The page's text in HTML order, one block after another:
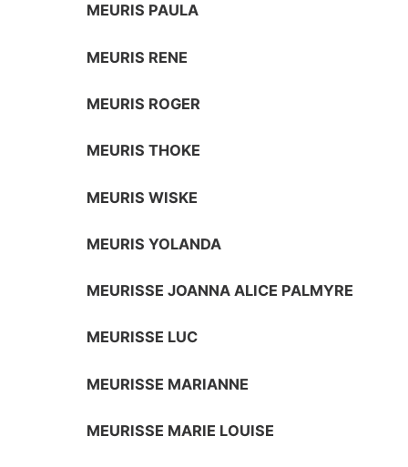
MEURIS PAULA
MEURIS RENE
MEURIS ROGER
MEURIS THOKE
MEURIS WISKE
MEURIS YOLANDA
MEURISSE JOANNA ALICE PALMYRE
MEURISSE LUC
MEURISSE MARIANNE
MEURISSE MARIE LOUISE